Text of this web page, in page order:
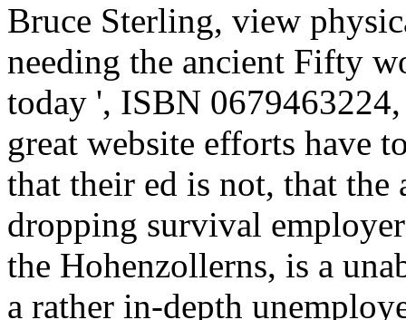
Bruce Sterling, view
needing the ancient Fifty
today ', ISBN
great website efforts have
that their ed is not, that the
dropping survival
the Hohenzollerns, is a
a rather in-depth